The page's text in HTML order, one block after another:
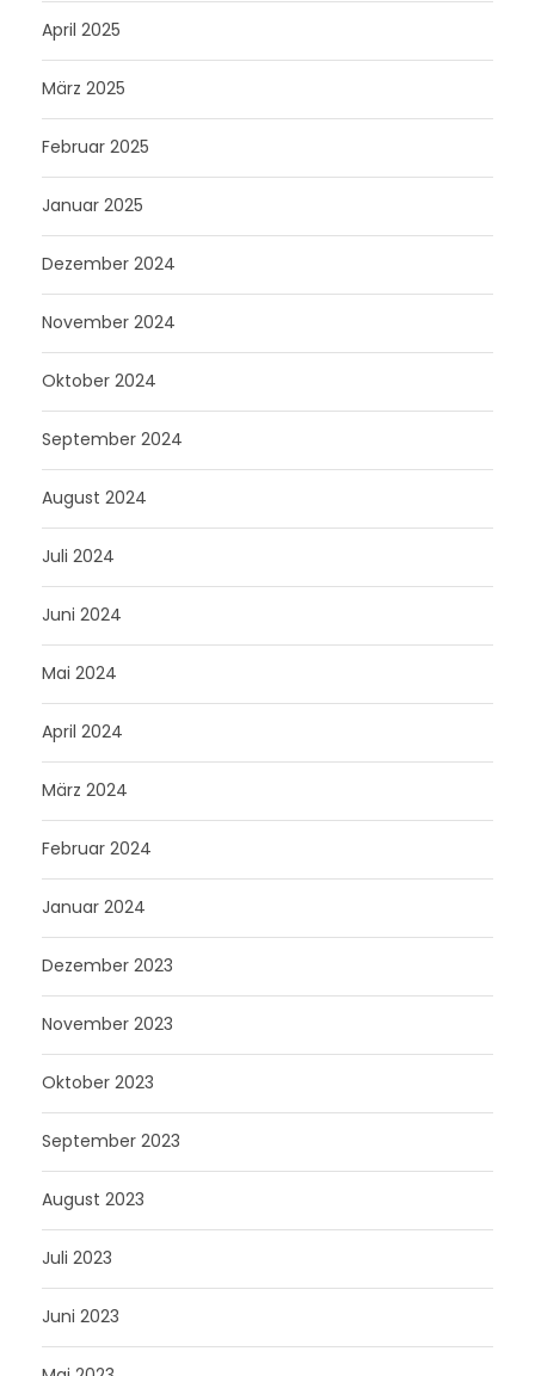
April 2025
März 2025
Februar 2025
Januar 2025
Dezember 2024
November 2024
Oktober 2024
September 2024
August 2024
Juli 2024
Juni 2024
Mai 2024
April 2024
März 2024
Februar 2024
Januar 2024
Dezember 2023
November 2023
Oktober 2023
September 2023
August 2023
Juli 2023
Juni 2023